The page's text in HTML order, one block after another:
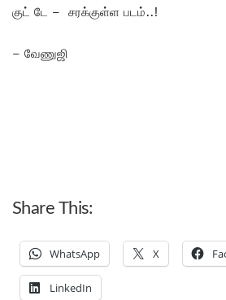
குட் டே – சரக்குள்ள படம்..!
– வேணுஜி
Share This:
WhatsApp X
LinkedIn